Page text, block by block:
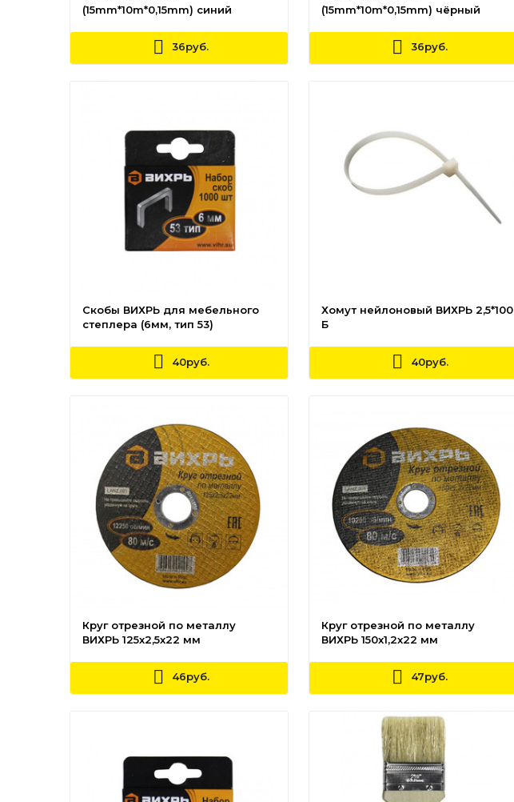
(15mm*10m*0,15mm) синий
36руб.
(15mm*10m*0,15mm) чёрный
36руб.
Скобы ВИХРЬ для мебельного
степлера (6мм, тип 53)
40руб.
Хомут нейлоновый ВИХРЬ 2,5*100
Б
40руб.
Круг отрезной по металлу
ВИХРЬ 125х2,5х22 мм
46руб.
Круг отрезной по металлу
ВИХРЬ 150х1,2х22 мм
47руб.